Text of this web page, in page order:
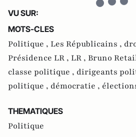
VU SUR:
MOTS-CLES
Politique , Les Républicains ,
Présidence LR , LR , Bruno
classe politique , dirigeants
politique , démocratie ,
THEMATIQUES
Politique